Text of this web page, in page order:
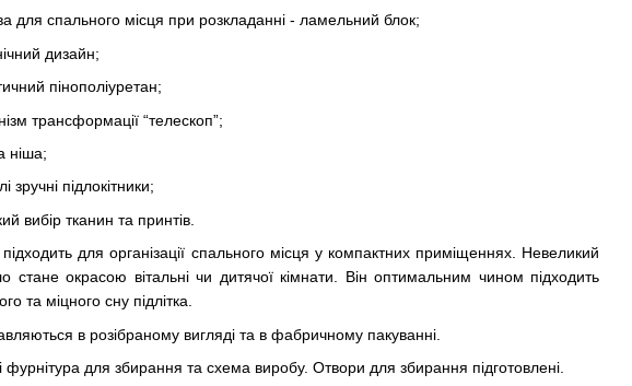
для спального місця при розкладанні - ламельний блок;
дизайн;
пінополіуретан;
трансформації “телескоп”;
ніша;
зручні підлокітники;
вибір тканин та принтів.
для організації спального місця у компактних приміщеннях. Невеликий
стане окрасою вітальні чи дитячої кімнати. Він оптимальним чином підходить
та міцного сну підлітка.
в розібраному вигляді та в фабричному пакуванні.
фурнітура для збирання та схема виробу. Отвори для збирання підготовлені.